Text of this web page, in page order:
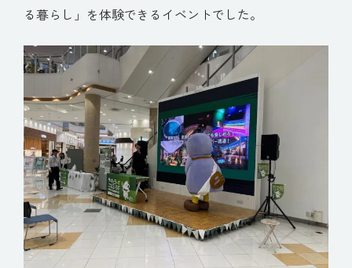
る暮らし」を体験できるイベントでした。